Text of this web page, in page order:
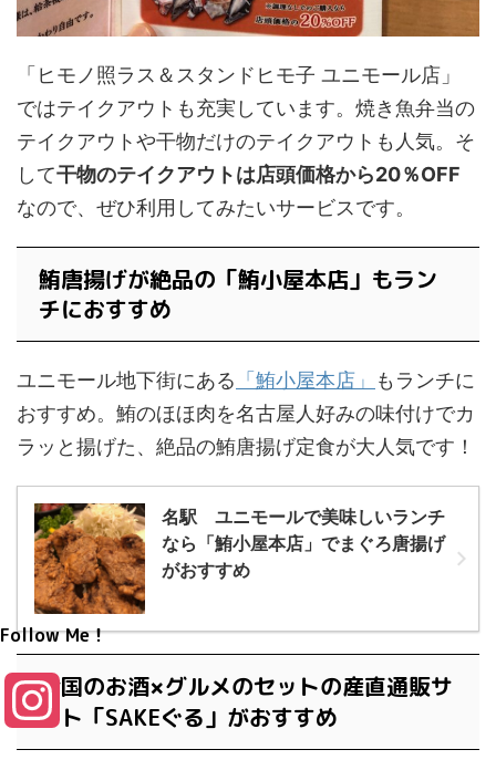
「ヒモノ照ラス＆スタンドヒモ子 ユニモール店」
ではテイクアウトも充実しています。焼き魚弁当の
テイクアウトや干物だけのテイクアウトも人気。そ
して干物のテイクアウトは店頭価格から20％OFF
なので、ぜひ利用してみたいサービスです。
鮪唐揚げが絶品の「鮪小屋本店」もラン
チにおすすめ
ユニモール地下街にある 「鮪小屋本店」
もランチに
おすすめ。鮪のほほ肉を名古屋人好みの味付けでカ
ラッと揚げた、絶品の鮪唐揚げ定食が大人気です！
名駅 ユニモールで美味しいランチ
なら「鮪小屋本店」でまぐろ唐揚げ
がおすすめ
全国のお酒×グルメのセットの産直通販サ
イト「SAKEぐる」がおすすめ
Follow Me！
I
n